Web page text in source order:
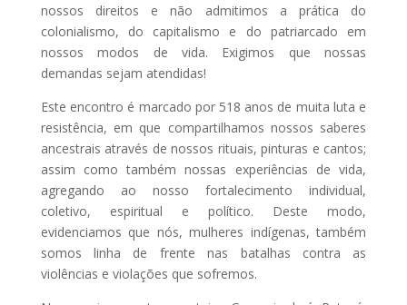
nossos direitos e não admitimos a prática do
colonialismo, do capitalismo e do patriarcado em
nossos modos de vida. Exigimos que nossas
demandas sejam atendidas!
Este encontro é marcado por 518 anos de muita luta e
resistência, em que compartilhamos nossos saberes
ancestrais através de nossos rituais, pinturas e cantos;
assim como também nossas experiências de vida,
agregando ao nosso fortalecimento individual,
coletivo, espiritual e político. Deste modo,
evidenciamos que nós, mulheres indígenas, também
somos linha de frente nas batalhas contra as
violências e violações que sofremos.